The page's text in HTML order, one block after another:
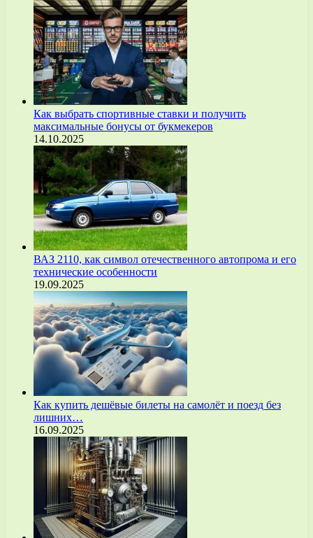
Как выбрать спортивные ставки и получить
максимальные бонусы от букмекеров
14.10.2025
ВАЗ 2110, как символ отечественного автопрома и его
технические особенности
19.09.2025
Как купить дешёвые билеты на самолёт и поезд без
лишних…
16.09.2025